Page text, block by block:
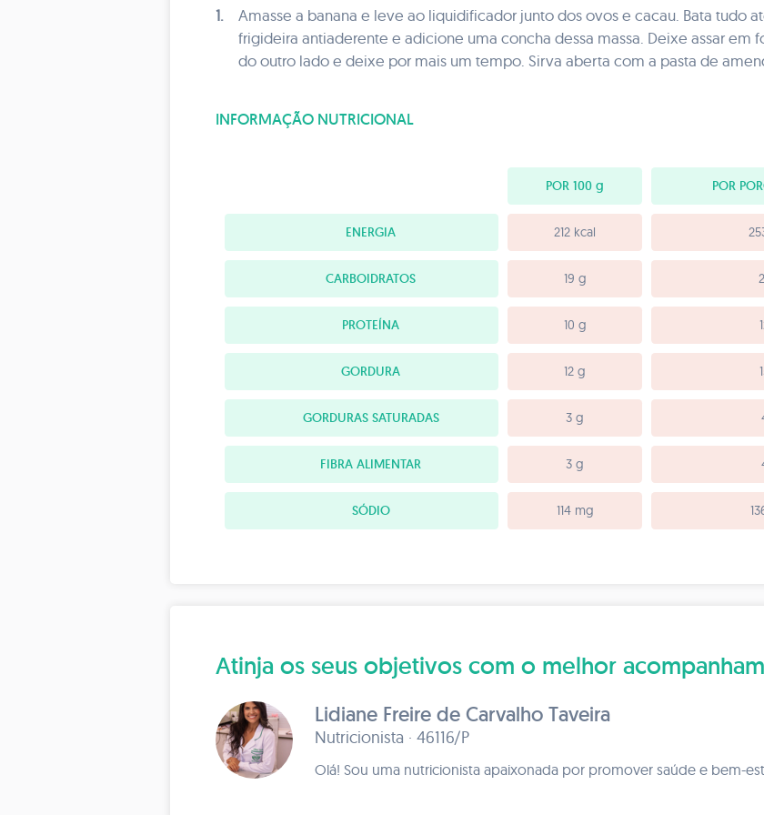
1.
Amasse a banana e leve ao liquidificador junto dos ovos e cacau. Bata tudo
frigideira antiaderente e adicione uma concha dessa massa. Deixe assar em
do outro lado e deixe por mais um tempo. Sirva aberta com a pasta de
INFORMAÇÃO NUTRICIONAL
POR 100 g POR
ENERGIA 212 kcal
CARBOIDRATOS 19 g
PROTEÍNA 10 g
GORDURA 12 g
GORDURAS SATURADAS 3 g
FIBRA ALIMENTAR 3 g
SÓDIO 114 mg
Atinja os seus objetivos com o melhor
Lidiane Freire de Carvalho Taveira
Nutricionista · 46116/P
Olá! Sou uma nutricionista apaixonada por promover saúde e bem-